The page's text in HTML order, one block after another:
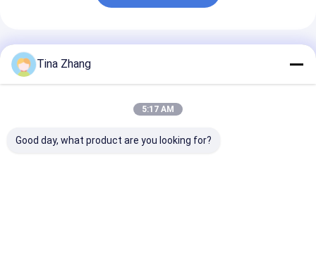
अनुशंसित उत्पाद
Tina Zhang
5:17 AM
Good day, what product are you looking for?